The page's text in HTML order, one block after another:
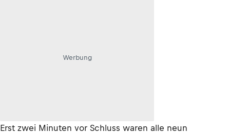
Werbung
Erst zwei Minuten vor Schluss waren alle neun